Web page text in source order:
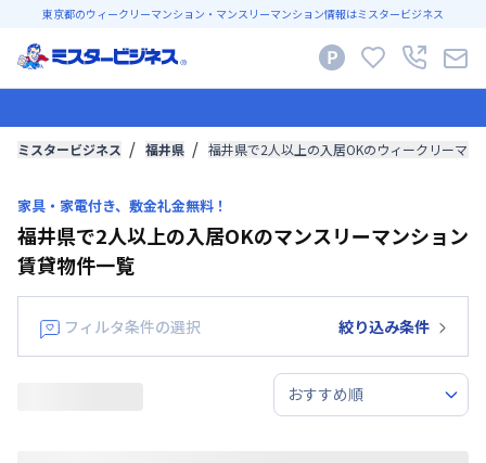
東京都のウィークリーマンション・マンスリーマンション情報はミスタービジネス
ミスタービジネス 福井県 福井県で2人以上の入居OKのウィークリーマ
家具・家電付き、敷金礼金無料！
福井県で2人以上の入居OKのマンスリーマンション
賃貸物件一覧
フィルタ条件の選択 絞り込み条件